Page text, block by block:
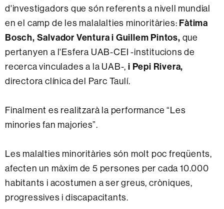
d'investigadors que són referents a nivell mundial
en el camp de les malalalties minoritàries: Fàtima
Bosch, Salvador Ventura i Guillem Pintos, que
pertanyen a l'Esfera UAB-CEI -institucions de
recerca vinculades a la UAB-,i Pepi Rivera,
directora clínica del Parc Taulí.
Finalment es realitzarà la performance “Les
minories fan majories”.
Les malalties minoritàries són molt poc freqüents,
afecten un màxim de 5 persones per cada 10.000
habitants i acostumen a ser greus, cròniques,
progressives i discapacitants.